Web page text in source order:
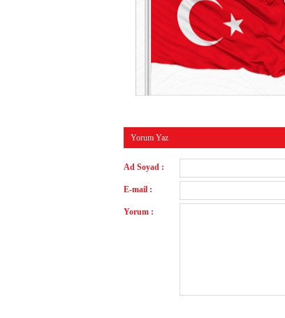
Yorum Yaz
Ad Soyad :
E-mail :
Yorum :